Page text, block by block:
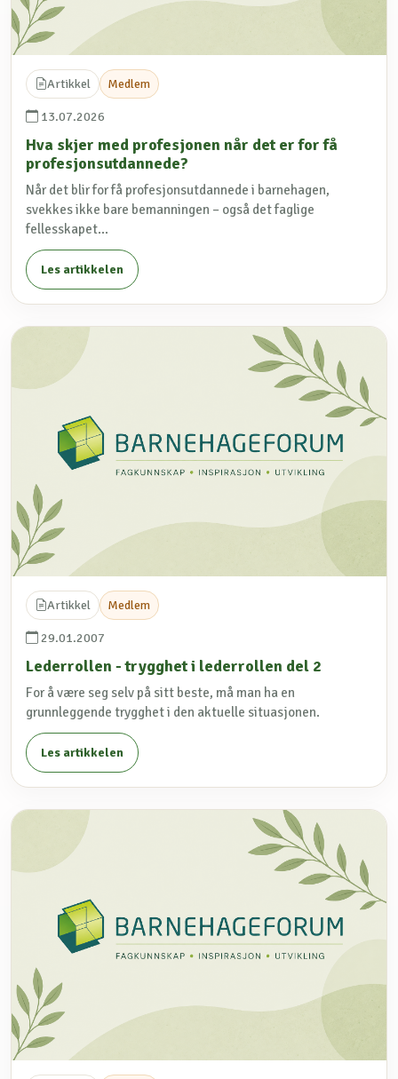
Artikkel Medlem
13.07.2026
Hva skjer med profesjonen når det er for få
profesjonsutdannede?
Når det blir for få profesjonsutdannede i barnehagen,
svekkes ikke bare bemanningen – også det faglige
fellesskapet...
Les artikkelen
Artikkel Medlem
29.01.2007
Lederrollen - trygghet i lederrollen del 2
For å være seg selv på sitt beste, må man ha en
grunnleggende trygghet i den aktuelle situasjonen.
Les artikkelen